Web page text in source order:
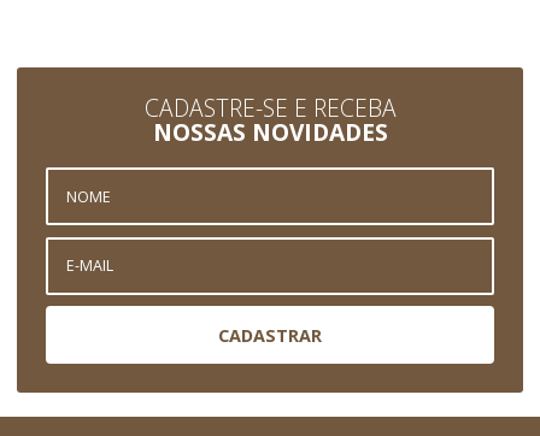
CADASTRE-SE E RECEBA
NOSSAS NOVIDADES
CADASTRAR